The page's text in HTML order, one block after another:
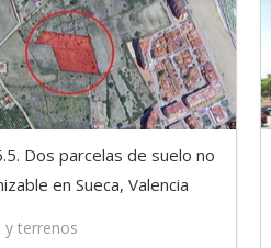
Dos parcelas de suelo no
en Sueca, Valencia
y terrenos